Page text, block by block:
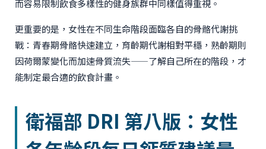
而容易限制飲食多樣性的健身族群中同樣值得重視。
更重要的是，女性在不同生命階段面臨各自的骨骼代謝挑
戰：青春期骨骼快速建立，育齡期代謝相對平穩，熟齡期則
因荷爾蒙變化而加速骨質流失——了解自己所在的階段，才
能制定最合適的飲食計畫。
衛福部 DRI 第八版：女性